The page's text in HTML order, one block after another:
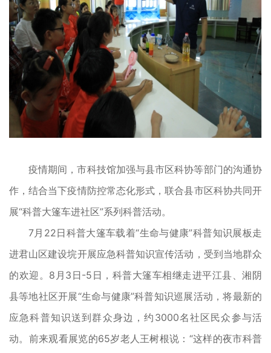
疫情期间，市科技馆加强与县市区科协等部门的沟通协
作，结合当下疫情防控常态化形式，联合县市区科协共同开
展“科普大篷车进社区”系列科普活动。
7月22日科普大篷车载着“生命与健康”科普知识展板走
进君山区建设垸开展应急科普知识宣传活动，受到当地群众
的欢迎。8月3日-5日，科普大篷车相继走进平江县、湘阴
县等地社区开展“生命与健康”科普知识巡展活动，将最新的
应急科普知识送到群众身边，约3000名社区民众参与活
动。前来观看展览的65岁老人王树根说：“这样的夜市科普